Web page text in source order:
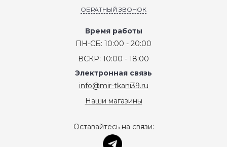
ОБРАТНЫЙ ЗВОНОК
Время работы
ПН-СБ: 10:00 - 20:00
ВСКР: 10:00 - 18:00
Электронная связь
info@mir-tkani39.ru
Наши магазины
Оставайтесь на связи: